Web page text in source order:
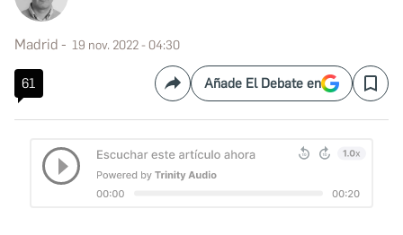
Madrid 19 nov. 2022 - 04:30
61 CompartirAñade El Debate en Save